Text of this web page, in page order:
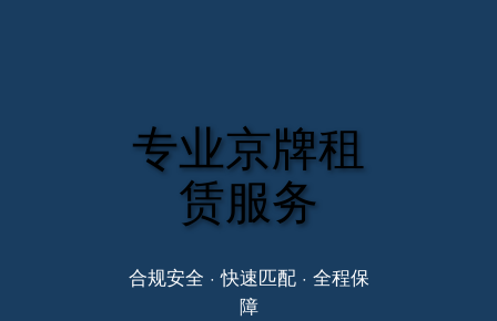
专业京牌租
赁服务
合规安全 · 快速匹配 · 全程保
障